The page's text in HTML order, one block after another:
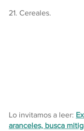
21. Cereales.
Lo invitamos a leer:
aranceles, busca